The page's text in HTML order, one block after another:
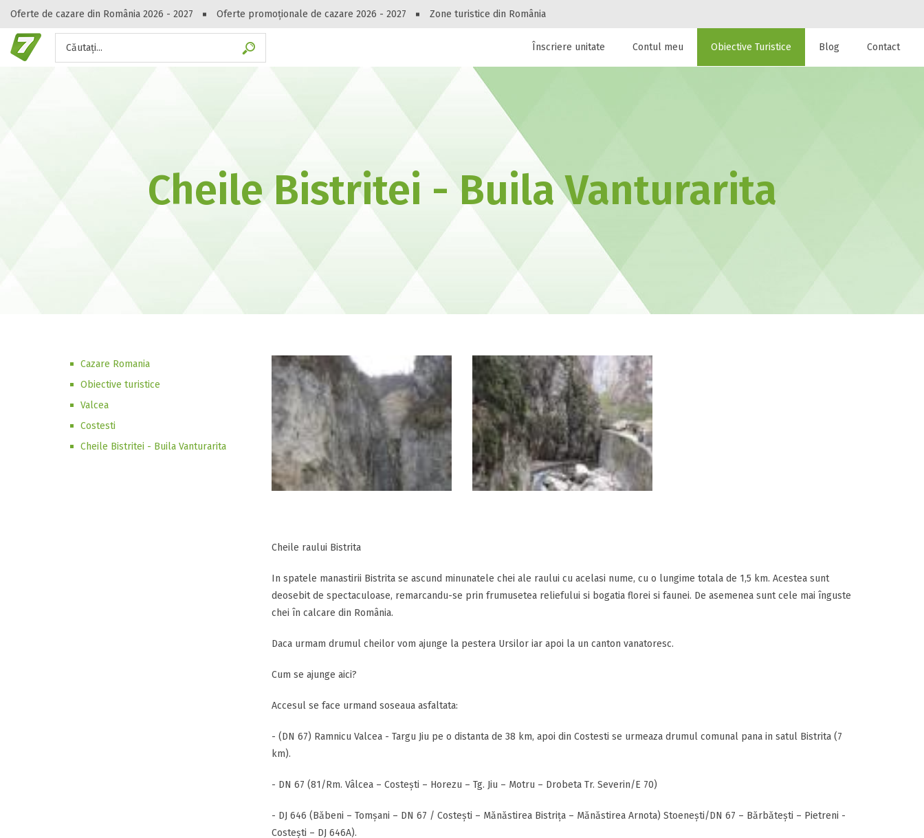
Oferte de cazare din România 2026 - 2027 Oferte promoționale de cazare 2026 - 2027 Zone turistice din România
Căutați...
Peste 10545 oferte de cazare!
Gasești hoteluri, pensiuni, vile, apartamente sau alte unitați de cazare la
cel mai bun preț.
Înscriere unitate Contul meu Obiective Turistice Blog Contact
Cheile Bistritei - Buila Vanturarita
Cazare Romania
Obiective turistice
Valcea
Costesti
Cheile Bistritei - Buila Vanturarita
Cheile raului Bistrita
In spatele manastirii Bistrita se ascund minunatele chei ale raului cu acelasi nume, cu o lungime totala de 1,5 km. Acestea sunt
deosebit de spectaculoase, remarcandu-se prin frumusetea reliefului si bogatia florei si faunei. De asemenea sunt cele mai înguste
chei în calcare din România.
Daca urmam drumul cheilor vom ajunge la pestera Ursilor iar apoi la un canton vanatoresc.
Cum se ajunge aici?
Accesul se face urmand soseaua asfaltata:
- (DN 67) Ramnicu Valcea - Targu Jiu pe o distanta de 38 km, apoi din Costesti se urmeaza drumul comunal pana in satul Bistrita (7
km).
- DN 67 (81/Rm. Vâlcea – Costeşti – Horezu – Tg. Jiu – Motru – Drobeta Tr. Severin/E 70)
- DJ 646 (Băbeni – Tomşani – DN 67 / Costeşti – Mănăstirea Bistriţa – Mănăstirea Arnota) Stoeneşti/DN 67 – Bărbăteşti – Pietreni -
Costeşti – DJ 646A).